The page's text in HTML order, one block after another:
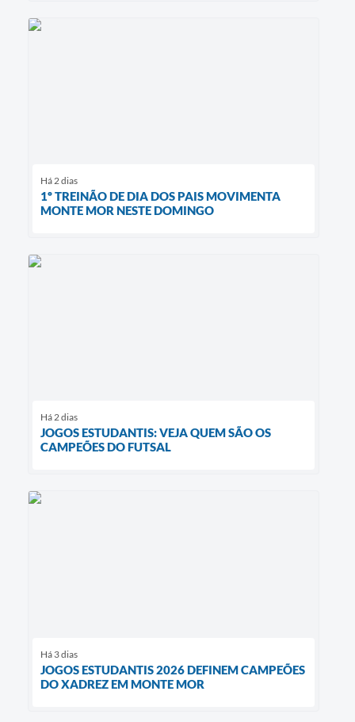
Há 2 dias
1º TREINÃO DE DIA DOS PAIS MOVIMENTA
MONTE MOR NESTE DOMINGO
Há 2 dias
JOGOS ESTUDANTIS: VEJA QUEM SÃO OS
CAMPEÕES DO FUTSAL
Há 3 dias
JOGOS ESTUDANTIS 2026 DEFINEM CAMPEÕES
DO XADREZ EM MONTE MOR